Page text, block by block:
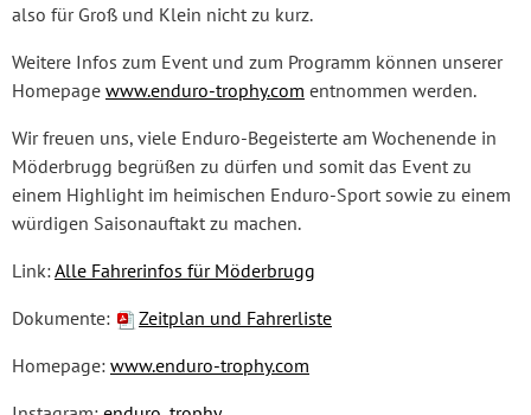
also für Groß und Klein nicht zu kurz.
Weitere Infos zum Event und zum Programm können unserer
Homepage www.enduro-trophy.com entnommen werden.
Wir freuen uns, viele Enduro-Begeisterte am Wochenende in
Möderbrugg begrüßen zu dürfen und somit das Event zu
einem Highlight im heimischen Enduro-Sport sowie zu einem
würdigen Saisonauftakt zu machen.
Link:Alle Fahrerinfos für Möderbrugg
Dokumente:
Zeitplan und Fahrerliste
Homepage: www.enduro-trophy.com